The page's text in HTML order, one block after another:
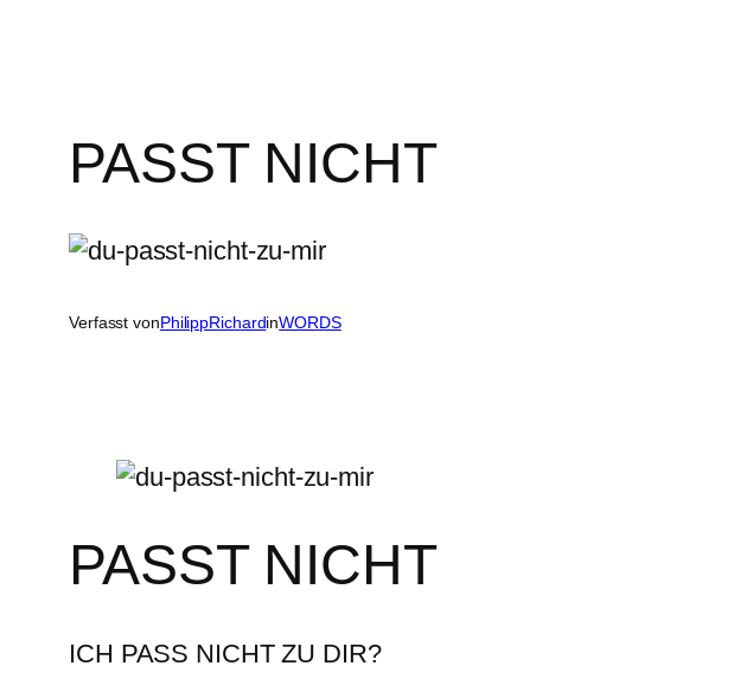
PASST NICHT
Verfasst vonPhilippRichardinWORDS
PASST NICHT
ICH PASS NICHT ZU DIR?